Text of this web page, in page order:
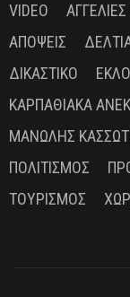
VIDEO
ΑΠΌΨΕΙΣ
ΔΙΚΑΣΤΙΚΌ
ΚΑΡΠΑΘΙΑΚΆ
ΜΑΝΏΛΗΣ
ΠΟΛΙΤΙΣΜΌΣ
ΤΟΥΡΙΣΜΌΣ